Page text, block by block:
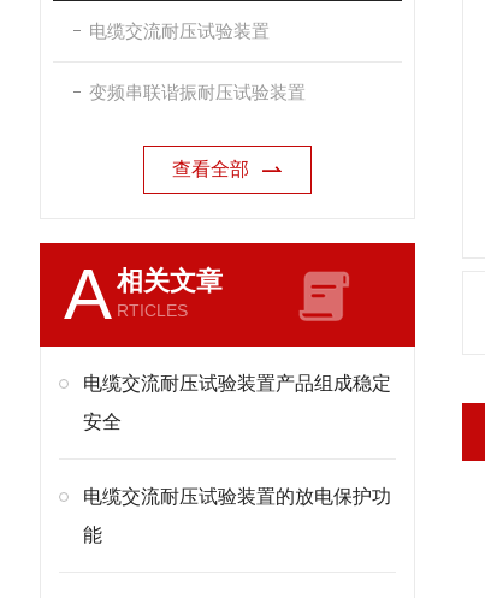
电缆交流耐压试验装置
变频串联谐振耐压试验装置
查看全部
A相关文章
RTICLES
电缆交流耐压试验装置产品组成稳定
安全
电缆交流耐压试验装置的放电保护功
能